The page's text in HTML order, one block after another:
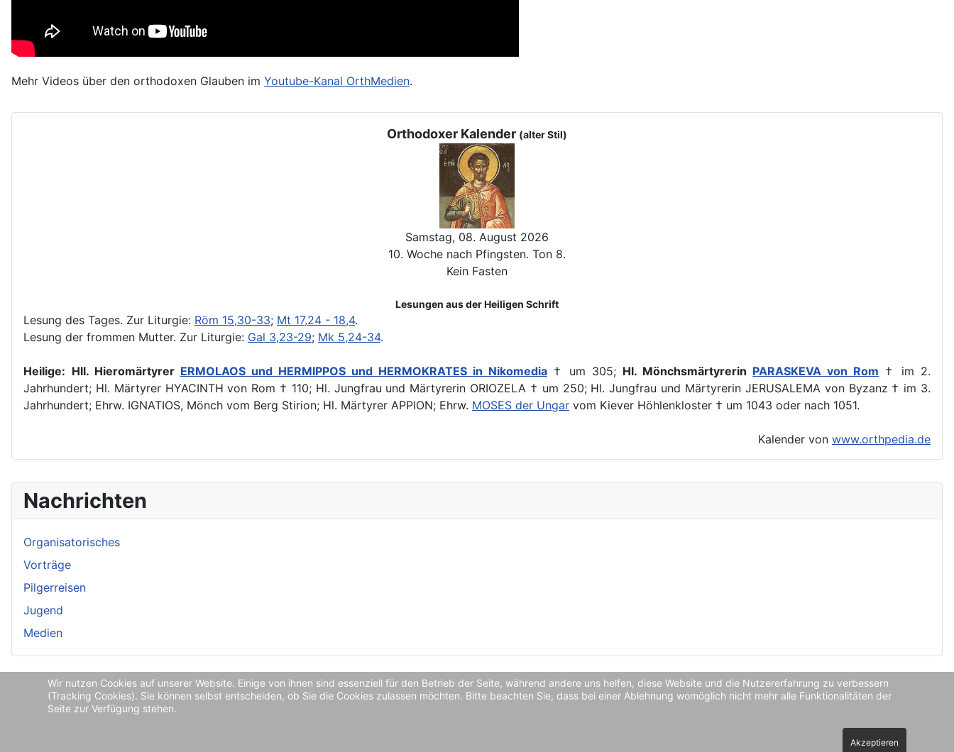
Nachrichten
Organisatorisches
Vorträge
Pilgerreisen
Jugend
Medien
Mehr Videos über den orthodoxen Glauben im Youtube-Kanal OrthMedien.
Orthodoxer Kalender (alter Stil)
Samstag, 08. August 2026
10. Woche nach Pfingsten. Ton 8.
Kein Fasten
Lesungen aus der Heiligen Schrift
Lesung des Tages. Zur Liturgie: Röm 15,30-33; Mt 17,24 - 18,4.
Lesung der frommen Mutter. Zur Liturgie: Gal 3,23-29; Mk 5,24-34.
Heilige: Hll. Hieromärtyrer ERMOLAOS und HERMIPPOS und HERMOKRATES in Nikomedia† um 305; Hl. Mönchsmärtyrerin PARASKEVA von Rom † im 2.
Jahrhundert; Hl. Märtyrer HYACINTH von Rom † 110; Hl. Jungfrau und Märtyrerin ORIOZELA † um 250; Hl. Jungfrau und Märtyrerin JERUSALEMA von Byzanz † im 3.
Jahrhundert; Ehrw. IGNATIOS, Mönch vom Berg Stirion; Hl. Märtyrer APPION; Ehrw. MOSES der Ungar vom Kiever Höhlenkloster † um 1043 oder nach 1051.
Kalender von www.orthpedia.de
Datenschutzordnung und Impressum
Wir nutzen Cookies auf unserer Website. Einige von ihnen sind essenziell für den Betrieb der Seite, während andere uns helfen, diese Website und die Nutzererfahrung zu verbessern
(Tracking Cookies). Sie können selbst entscheiden, ob Sie die Cookies zulassen möchten. Bitte beachten Sie, dass bei einer Ablehnung womöglich nicht mehr alle Funktionalitäten der
Seite zur Verfügung stehen.
Akzeptieren